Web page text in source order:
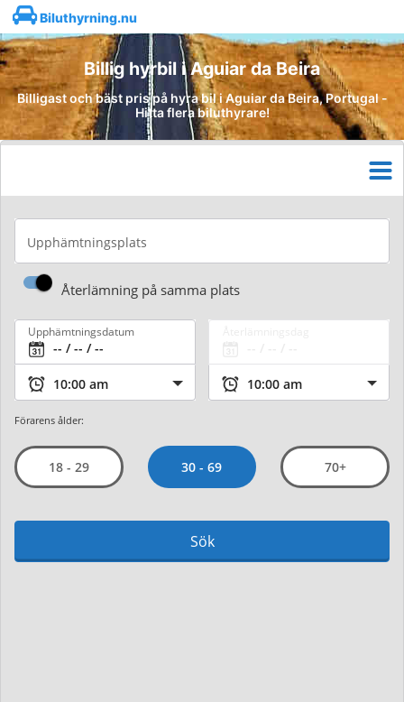
Biluthyrning.nu
Billig hyrbil i Aguiar da Beira
Billigast och bäst pris på hyra bil i Aguiar da Beira, Portugal -
Hitta flera biluthyrare!
Upphämtningsplats
Återlämning på samma plats
Upphämtningsdatum
Förarens ålder:
18 - 29 30 - 69 70+
Sök